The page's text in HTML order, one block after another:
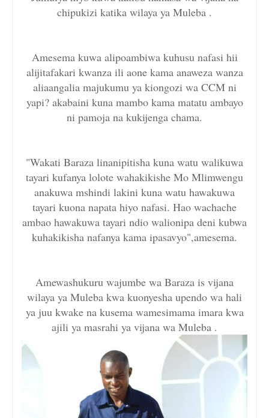
chipukizi katika wilaya ya Muleba .
Amesema kuwa alipoambiwa kuhusu nafasi hii
alijitafakari kwanza ili aone kama anaweza wanza
aliaangalia majukumu ya kiongozi wa CCM ni
yapi? akabaini kuna mambo kama matatu ambayo
ni pamoja na kukijenga chama.
"Wakati Baraza linanipitisha kuna watu walikuwa
tayari kufanya lolote wahakikishe Mo Mlimwengu
anakuwa mshindi lakini kuna watu hawakuwa
tayari kuona napata hiyo nafasi. Hao wachache
ambao hawakuwa tayari ndio walionipa deni kubwa
kuhakikisha nafanya kama ipasavyo",amesema.
Amewashukuru wajumbe wa Baraza is vijana
wilaya ya Muleba kwa kuonyesha upendo wa hali
ya juu kwake na kusema wamesimama imara kwa
ajili ya masrahi ya vijana wa Muleba .